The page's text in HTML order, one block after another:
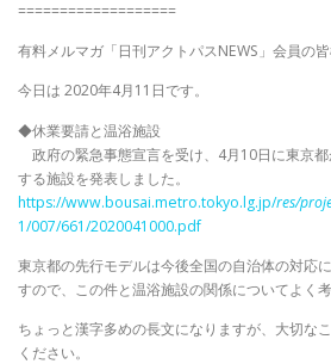
===================
有料メルマガ「日刊アクトパスNEWS」会員の
今日は 2020年4月11日です。
◆休業要請と温浴施設
政府の緊急事態宣言を受け、4月10日に東京
する施設を発表しました。
https://www.bousai.metro.tokyo.lg.jp/res/
1/007/661/2020041000.pdf
東京都の先行モデルは今後全国の自治体の対応
すので、この件と温浴施設の関係についてよく
ちょっと漢字多めの長文になりますが、大切な
ください。